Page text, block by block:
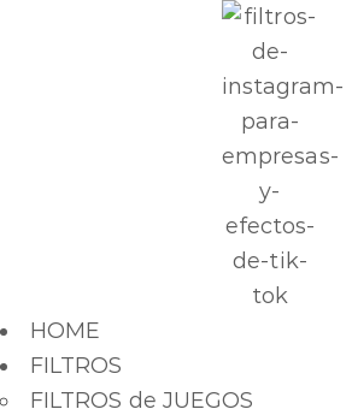
HOME
FILTROS
FILTROS de JUEGOS